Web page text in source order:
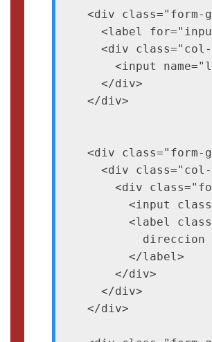
<div class="form-
<label
<div
<input
    </div>
  </div>
<div class="form-
<div
<div
<input
<label
direccion
        </label>
      </div>
    </div>
  </div>